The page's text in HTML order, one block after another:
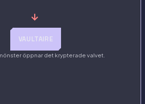
→
VAULTAIRE
öppnar det krypterade valvet.